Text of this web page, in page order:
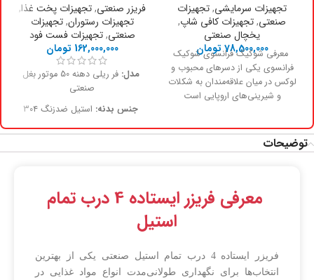
تجهیزات سرمایشی,تجهیزات
صنعتی,تجهیزات کافی شاپ,
یخچال صنعتی
78,500,000 تومان
معرفی شوکیک فرانسوی شوکیک
فرانسوی یکی از دسرهای محبوب و
لوکس در میان علاقه‌مندان به شکلات
و شیرینی‌های اروپایی است
فریزر صنعتی,تجهیزات پخت غذا,
تجهیزات رستوران,تجهیزات
صنعتی,تجهیزات فست فود
162,000,000 تومان
مدل:
فر ریلی دهنه 50 موتور بغل
صنعتی
جنس بدنه:
استیل ضدزنگ ۳۰۴
کنترل دما:دیجیتال با محدوده
موتور:
سرویس و نگهداری
دهنه فر:50 سانتی‌متر
توضیحات
معرفی فریزر ایستاده 4 درب تمام
استیل
فریزر ایستاده 4 درب تمام استیل صنعتی یکی از بهترین
انتخاب‌ها برای نگهداری طولانی‌مدت انواع مواد غذایی در